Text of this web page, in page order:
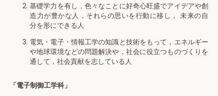
基礎学力を有し，色々なことに好奇心旺盛でアイデアや創
造力が豊かな人，それらの思いを行動に移し， 未来の自
分を形にできる人
電気・電子・情報工学の知識と技術をもって，エネルギー
や地球環境などの問題解決や，社会に役立つものづくりを
通して，社会貢献を志している人
「電子制御工学科」